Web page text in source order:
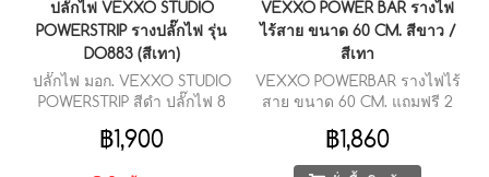
ปลั๊กไฟ VEXXO STUDIO
POWERSTRIP รางปลั๊กไฟ รุ่น
DO883 (สีเทา)
ปลั๊กไฟ มอก. VEXXO STUDIO
POWERSTRIP สีดำ ปลั๊กไฟ 8
TYPE-C + 1 TYPE-C(PD 20W
฿1,900
VEXXO POWER BAR รางไฟ
ไร้สาย ขนาด 60 CM. สีขาว /
สีเทา
VEXXO POWERBAR รางไฟไร้
สาย ขนาด 60 CM. แถมฟรี 2
กล่อง
฿1,860